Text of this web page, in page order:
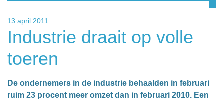
13 april 2011
Industrie draait op volle
toeren
De ondernemers in de industrie behaalden in februari
ruim 23 procent meer omzet dan in februari 2010. Een